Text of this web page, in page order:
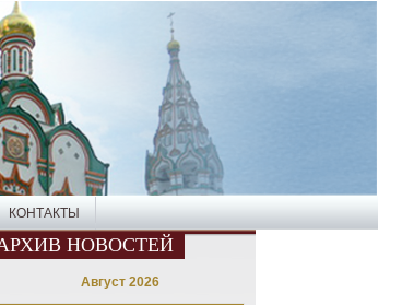
КОНТАКТЫ
НОВОСТЕЙ
Август 2026